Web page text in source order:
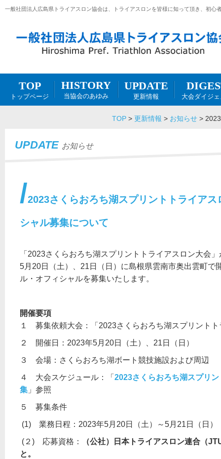
一般社団法人広島県トライアスロン協会は、トライアスロンを皆様に知って頂き、初心
TOP
トップページ
HISTORY
当協会のあゆみ
UPDATE
更新情報 大会ダイジ
TOP > 更新情報 > お知らせ >
UPDATE お知らせ
2023さくらおろち湖スプリントトライア
シャル募集について
「2023さくらおろち湖スプリントトライアスロン大会」
5月20日（土）、21日（日）に島根県雲南市奥出雲町で
ル・オフィシャルを募集いたします。
開催要項
１ 募集依頼大会：「2023さくらおろち湖スプリントト
２ 開催日：2023年5月20日（土）、21日（日）
３ 会場：さくらおろち湖ボート競技施設および周辺
４ 大会スケジュール：「 2023さくらおろち湖スプリ
集 」参照
５ 募集条件
(1) 業務日程：2023年5月20日（土）～5月21日（日）
(２) 応募資格：
（公社）日本トライアスロン連合（
と。